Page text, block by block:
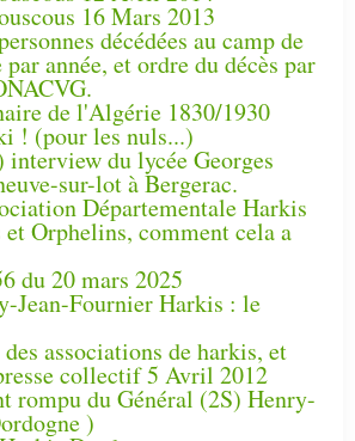
16 Mars 2013
décédées au camp de
année, et ordre du décès par
de l'Algérie 1830/1930
! (pour les nuls...)
du lycée Georges
sur-lot à Bergerac.
Départementale Harkis
et Orphelins, comment cela a
du 20 mars 2025
Jean-Fournier Harkis : le
associations de harkis, et
collectif 5 Avril 2012
rompu du Général (2S) Henry-
)